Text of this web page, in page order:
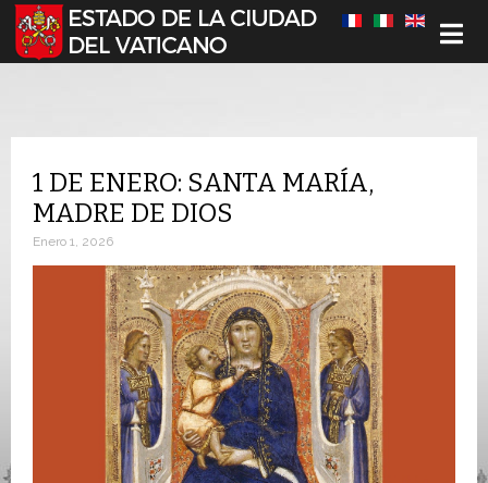
Seleccione su idioma
1 DE ENERO: SANTA MARÍA,
MADRE DE DIOS
Enero 1, 2026